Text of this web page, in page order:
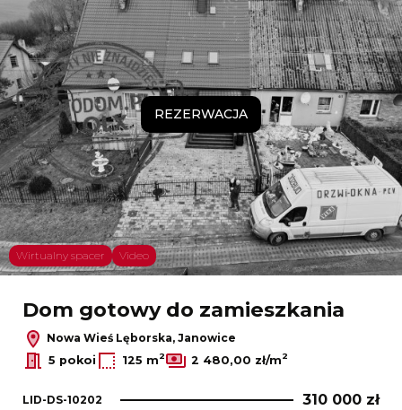
Wirtualny spacer Video
REZERWACJA
Dom gotowy do zamieszkania
Nowa Wieś Lęborska, Janowice
5 pokoi
125 m2 2 480,00 zł/m2
LID-DS-10202 310 000 zł